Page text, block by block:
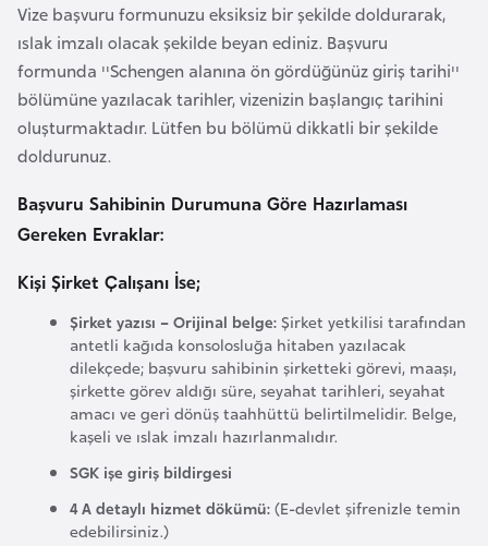
Vize başvuru formunuzu eksiksiz bir şekilde doldurarak,
ıslak imzalı olacak şekilde beyan ediniz. Başvuru
formunda ''Schengen alanına ön gördüğünüz giriş tarihi''
bölümüne yazılacak tarihler, vizenizin başlangıç tarihini
oluşturmaktadır. Lütfen bu bölümü dikkatli bir şekilde
doldurunuz.
Başvuru Sahibinin Durumuna Göre Hazırlaması
Gereken Evraklar:
Kişi Şirket Çalışanı İse;
Şirket yazısı – Orijinal belge:Şirket yetkilisi tarafından
antetli kağıda konsolosluğa hitaben yazılacak
dilekçede; başvuru sahibinin şirketteki görevi, maaşı,
şirkette görev aldığı süre, seyahat tarihleri, seyahat
amacı ve geri dönüş taahhüttü belirtilmelidir. Belge,
kaşeli ve ıslak imzalı hazırlanmalıdır.
SGK işe giriş bildirgesi
4 A detaylı hizmet dökümü:(E-devlet şifrenizle temin
edebilirsiniz.)
n
a
F
a
s
o
Ç
d